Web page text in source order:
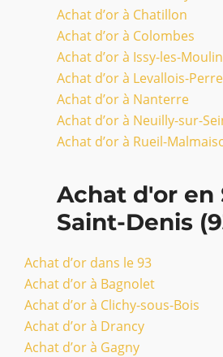
Achat d’or à Chatillon
Achat d’or à Colombes
Achat d’or à Issy-les-
Achat d’or à Levallois-
Achat d’or à Nanterre
Achat d’or à Neuilly-sur-
Achat d’or à Rueil-
Achat d'or en
Saint-Denis
Achat d’or dans le 93
Achat d’or à Bagnolet
Achat d’or à Clichy-sous-Bois
Achat d’or à Drancy
Achat d’or à Gagny